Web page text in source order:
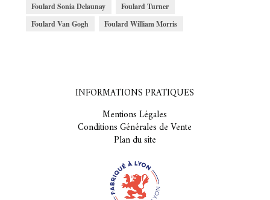
Foulard Sonia Delaunay
Foulard Turner
Foulard Van Gogh
Foulard William Morris
INFORMATIONS PRATIQUES
Mentions Légales
Conditions Générales de Vente
Plan du site